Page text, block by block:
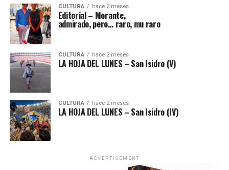
CULTURA hace 2 meses
Editorial – Morante,
admirado, pero… raro, mu raro
CULTURA hace 2 meses
LA HOJA DEL LUNES – San Isidro (V)
CULTURA hace 2 meses
LA HOJA DEL LUNES – San Isidro (IV)
ADVERTISEMENT